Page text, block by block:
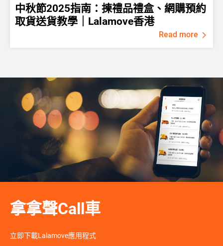
中秋節2025指南：揀禮品禮盒、網購預約
取貨送貨教學｜Lalamove香港
Read more
拿拿聲Call車
立即下載Lalamove應用程式